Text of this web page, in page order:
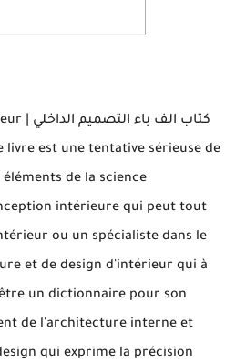
livre est une tentative sérieuse de
de la science
intérieure qui peut tout
ou un spécialiste dans le
et de design d'intérieur qui à
un dictionnaire pour son
de l'architecture interne et
qui exprime la précision